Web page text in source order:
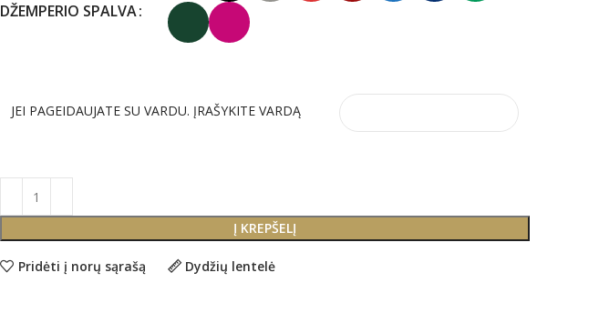
DŽEMPERIO SPALVA
JEI PAGEIDAUJATE SU VARDU. ĮRAŠYKITE VARDĄ
Į KREPŠELĮ
Pridėti į norų sąrašą Dydžių lentelė